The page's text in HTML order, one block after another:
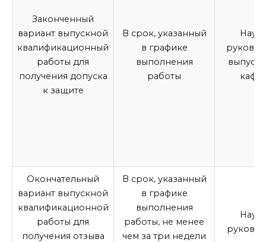
Законченный
вариант выпускной
квалификационный
работы для
получения допуска
к защите
В срок, указанный
в графике
выполнения
работы
Окончательный
вариант выпускной
квалификационной
работы для
получения отзыва
В срок, указанный
в графике
выполнения
работы, не менее
чем за три недели